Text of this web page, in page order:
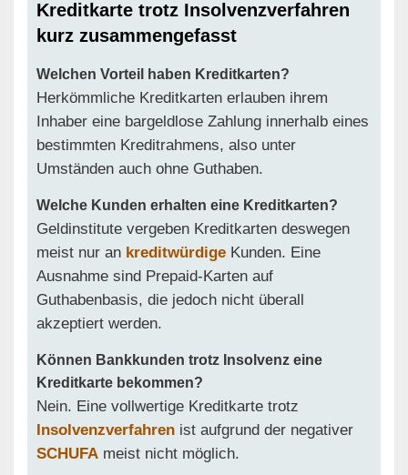
Kreditkarte trotz Insolvenzverfahren
kurz zusammengefasst
Welchen Vorteil haben Kreditkarten?
Herkömmliche Kreditkarten erlauben ihrem
Inhaber eine bargeldlose Zahlung innerhalb eines
bestimmten Kreditrahmens, also unter
Umständen auch ohne Guthaben.
Welche Kunden erhalten eine Kreditkarten?
Geldinstitute vergeben Kreditkarten deswegen
meist nur an kreditwürdige Kunden. Eine
Ausnahme sind Prepaid-Karten auf
Guthabenbasis, die jedoch nicht überall
akzeptiert werden.
Können Bankkunden trotz Insolvenz eine
Kreditkarte bekommen?
Nein. Eine vollwertige Kreditkarte trotz
Insolvenzverfahren ist aufgrund der negativer
SCHUFA meist nicht möglich.